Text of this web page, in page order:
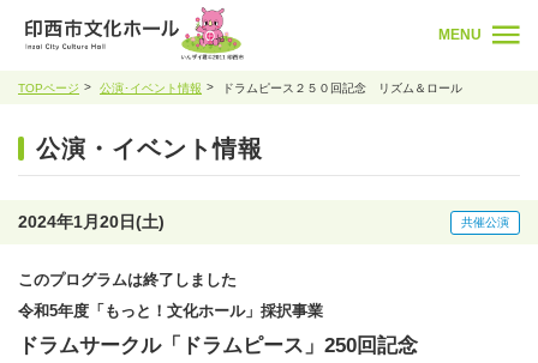
MENU
TOPページ 公演･イベント情報 ドラムピース２５０回記念 リズム＆ロール
公演・イベント情報
2024年1月20日(土) 共催公演
このプログラムは終了しました
令和5年度「もっと！文化ホール」採択事業
ドラムサークル「ドラムピース」250回記念